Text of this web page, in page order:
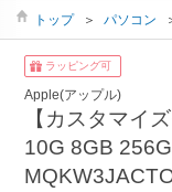
トップ ＞ パソコン
ラッピング可
Apple(アップル)
【カスタマイ
10G 8GB